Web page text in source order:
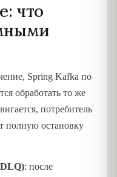
что
Spring Kafka по
обработать то же
потребитель
полную остановку
: после